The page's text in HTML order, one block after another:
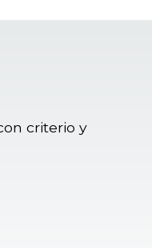
criterio y